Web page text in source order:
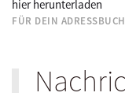
hier herunterladen
FÜR DEIN ADRESSBUCH